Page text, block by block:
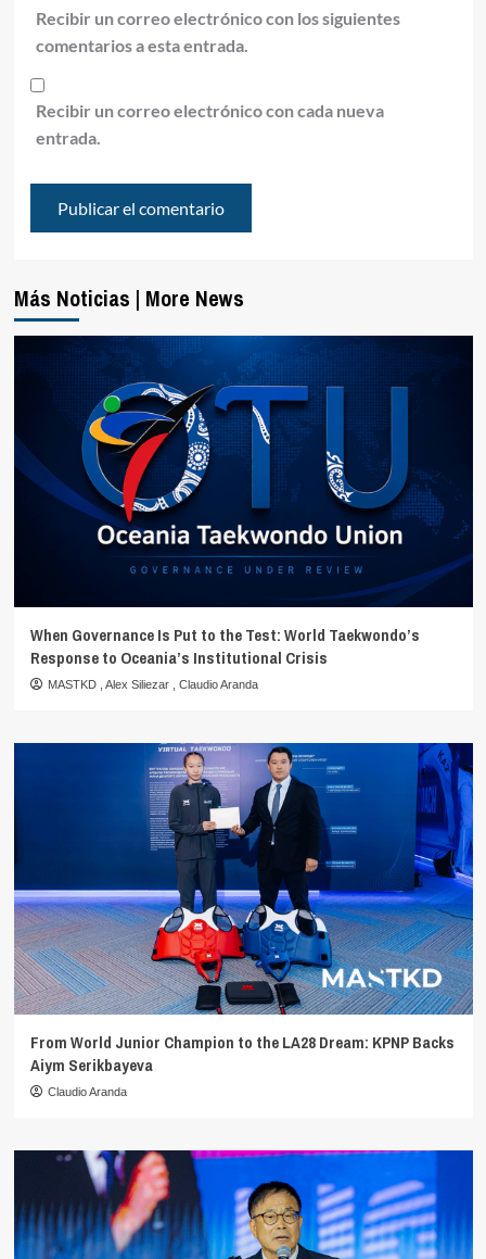
Recibir un correo electrónico con los siguientes
comentarios a esta entrada.
Recibir un correo electrónico con cada nueva
entrada.
Más Noticias | More News
When Governance Is Put to the Test: World Taekwondo’s
Response to Oceania’s Institutional Crisis
MASTKD Alex Siliezar Claudio Aranda
From World Junior Champion to the LA28 Dream: KPNP Backs
Aiym Serikbayeva
Claudio Aranda